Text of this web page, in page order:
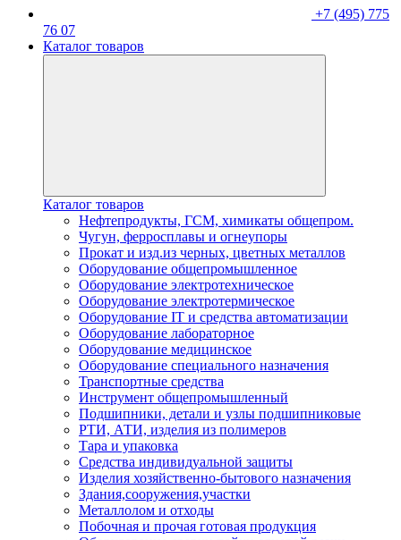
+7 (495) 775
76 07
Каталог товаров
Каталог товаров
Нефтепродукты, ГСМ, химикаты общепром.
Чугун, ферросплавы и огнеупоры
Прокат и изд.из черных, цветных металлов
Оборудование общепромышленное
Оборудование электротехническое
Оборудование электротермическое
Оборудование IT и средства автоматизации
Оборудование лабораторное
Оборудование медицинское
Оборудование специального назначения
Транспортные средства
Инструмент общепромышленный
Подшипники, детали и узлы подшипниковые
РТИ, АТИ, изделия из полимеров
Тара и упаковка
Средства индивидуальной защиты
Изделия хозяйственно-бытового назначения
Здания,сооружения,участки
Металлолом и отходы
Побочная и прочая готовая продукция